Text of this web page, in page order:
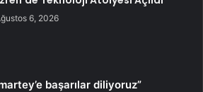
6, 2026
başarılar diliyoruz”